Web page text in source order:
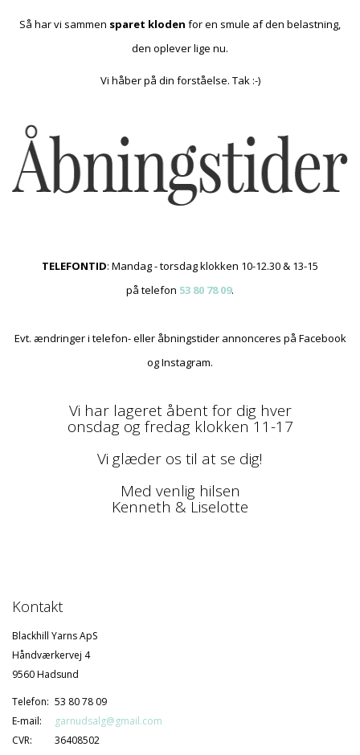
Så har vi sammen sparet kloden for en smule af den belastning,
den oplever lige nu.
Vi håber på din forståelse. Tak :-)
TELEFONTID: Mandag - torsdag klokken 10-12.30 & 13-15
på telefon 53 80 78 09.
Evt. ændringer i telefon- eller åbningstider annonceres på Facebook
og Instagram.
Vi har lageret åbent for dig hver
onsdag og fredag klokken 11-17
Vi glæder os til at se dig!
Med venlig hilsen
Kenneth & Liselotte
Kontakt
Blackhill Yarns ApS
Håndværkervej 4
9560 Hadsund
Telefon: 53 80 78 09
E-mail:
garnudsalg@gmail.com
CVR:
36408502